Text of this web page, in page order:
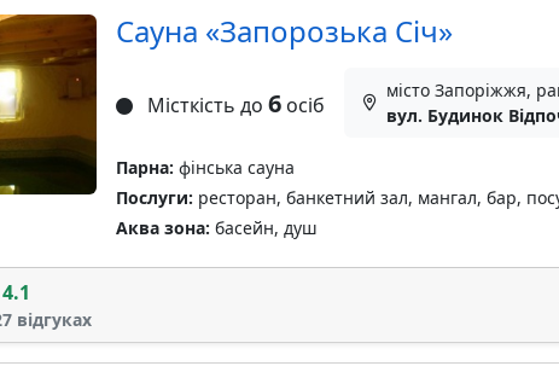
Сауна «Запорозька Січ»
Місткість до 6осіб
місто Запоріжжя,
вул. Будинок
Парна: фінська сауна
Послуги: ресторан, банкетний зал, мангал, бар,
Аква зона: басейн, душ
4.1
відгуках